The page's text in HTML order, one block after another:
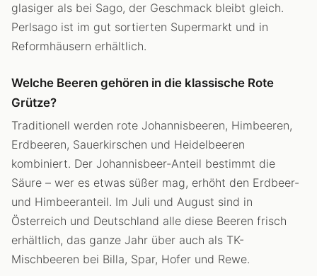
glasiger als bei Sago, der Geschmack bleibt gleich.
Perlsago ist im gut sortierten Supermarkt und in
Reformhäusern erhältlich.
Welche Beeren gehören in die klassische Rote
Grütze?
Traditionell werden rote Johannisbeeren, Himbeeren,
Erdbeeren, Sauerkirschen und Heidelbeeren
kombiniert. Der Johannisbeer-Anteil bestimmt die
Säure – wer es etwas süßer mag, erhöht den Erdbeer-
und Himbeeranteil. Im Juli und August sind in
Österreich und Deutschland alle diese Beeren frisch
erhältlich, das ganze Jahr über auch als TK-
Mischbeeren bei Billa, Spar, Hofer und Rewe.